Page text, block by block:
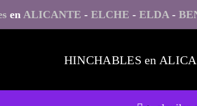
en ALICANTE - ELCHE - ELDA-
HINCHABLES en